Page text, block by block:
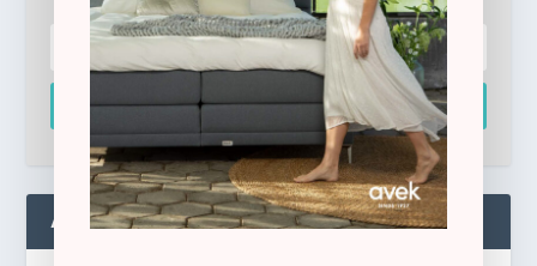
Inschrijven
ADMIN